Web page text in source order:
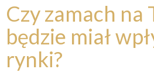
Czy zamach na
będzie miał
rynki?